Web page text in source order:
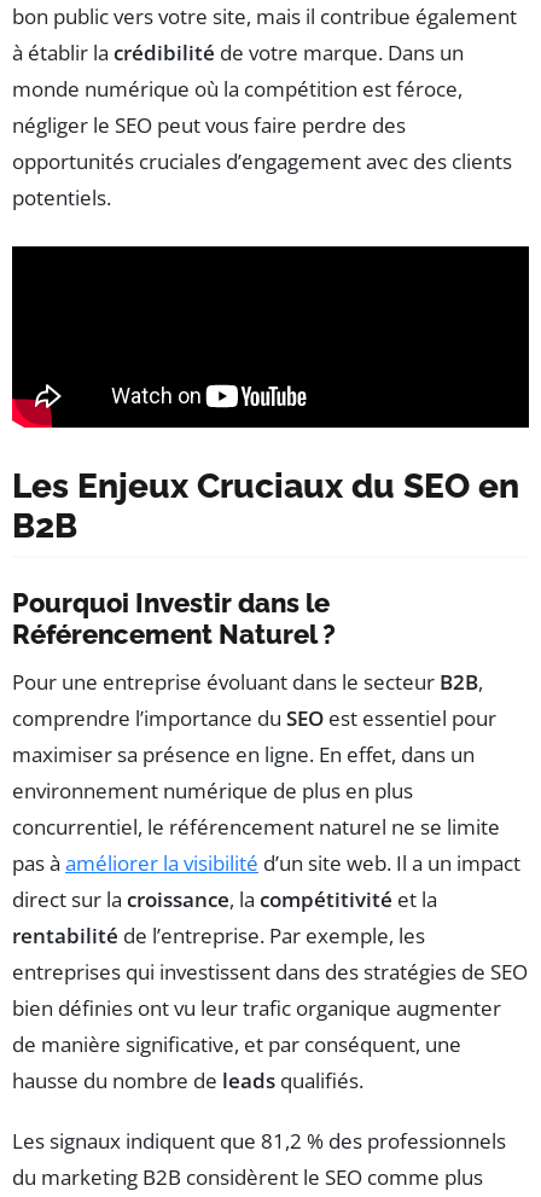
bon public vers votre site, mais il contribue également
à établir la crédibilité de votre marque. Dans un
monde numérique où la compétition est féroce,
négliger le SEO peut vous faire perdre des
opportunités cruciales d’engagement avec des clients
potentiels.
Les Enjeux Cruciaux du SEO en
B2B
Pourquoi Investir dans le
Référencement Naturel ?
Pour une entreprise évoluant dans le secteur B2B,
comprendre l’importance du SEO est essentiel pour
maximiser sa présence en ligne. En effet, dans un
environnement numérique de plus en plus
concurrentiel, le référencement naturel ne se limite
pas à améliorer la visibilité d’un site web. Il a un impact
direct sur la croissance, la compétitivité et la
rentabilité de l’entreprise. Par exemple, les
entreprises qui investissent dans des stratégies de SEO
bien définies ont vu leur trafic organique augmenter
de manière significative, et par conséquent, une
hausse du nombre de leads qualifiés.
Les signaux indiquent que 81,2 % des professionnels
du marketing B2B considèrent le SEO comme plus